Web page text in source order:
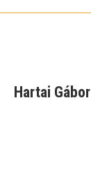
Hartai Gábor